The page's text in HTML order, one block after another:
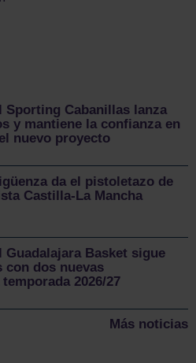
Sporting Cabanillas lanza
y mantiene la confianza en
nuevo proyecto
da el pistoletazo de
Castilla-La Mancha
Guadalajara Basket sigue
dos nuevas
2026/27
Más noticias